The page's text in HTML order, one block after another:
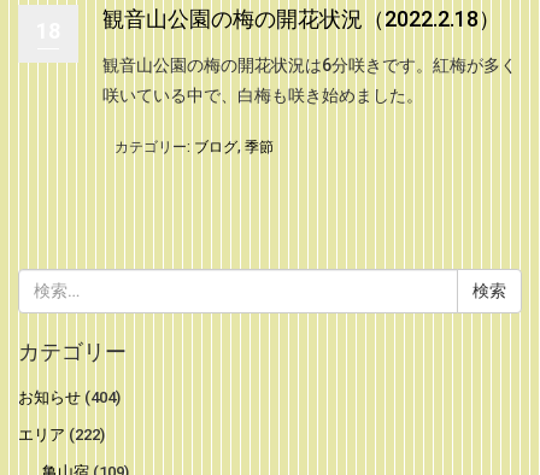
観音山公園の梅の開花状況（2022.2.18）
観音山公園の梅の開花状況は6分咲きです。紅梅が多く
咲いている中で、白梅も咲き始めました。
カテゴリー: ブログ, 季節
索:
カテゴリー
お知らせ (404)
エリア (222)